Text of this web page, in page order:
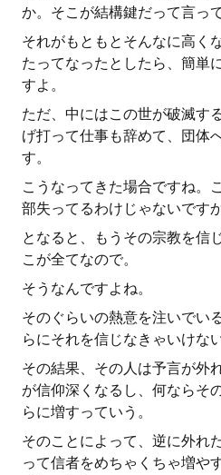
か。そこが結構鍵だって言っ
それがもともとそんなに高く
たってなったとしたら、簡単
すよ。
ただ、中にはこの世が破滅す
げ打って仕事も辞めて、団体
す。
こうなってきた場合ですね。
部失ってるわけじゃないですか
となると、もうその宗教を信
こが全てなので。
そうなんですよね。
そのぐらいの熱意を注いでい
らにそれを信じなきゃいけない
その結果、その人は予言が外
が信仰深くなるし、何ならそ
らに増すっていう。
そのことによって、逆に外れ
って信者をめちゃくちゃ増や